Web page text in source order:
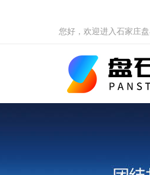
您好，欢迎进入石家庄